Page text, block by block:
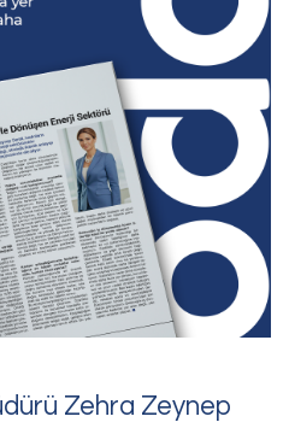
Zehra Zeynep